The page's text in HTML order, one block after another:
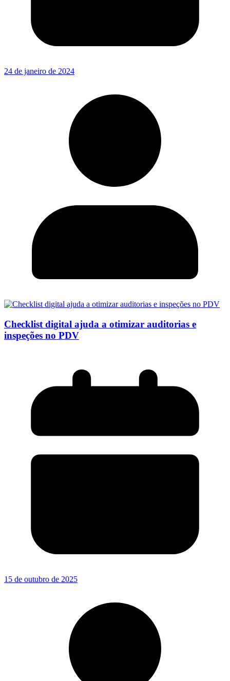
24 de janeiro de 2024
Checklist digital ajuda a otimizar auditorias e
inspeções no PDV
15 de outubro de 2025